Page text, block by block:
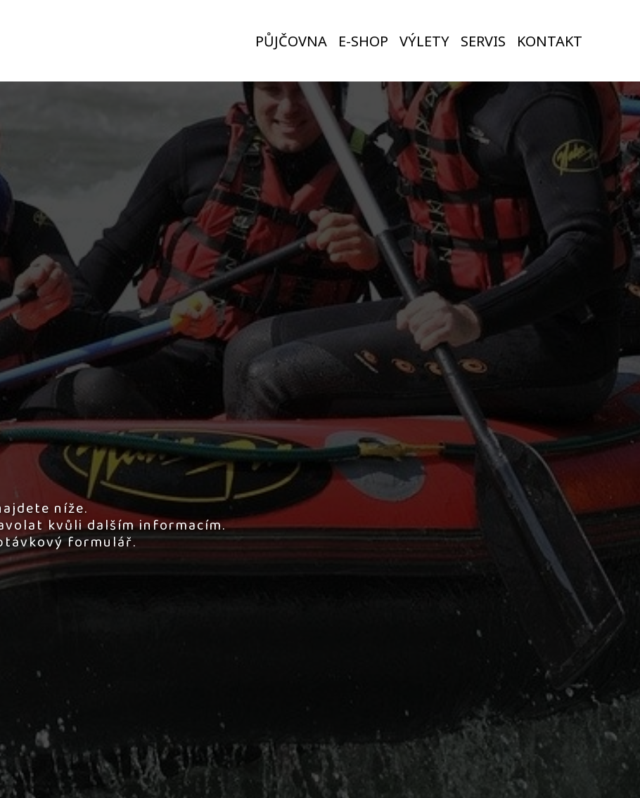
PŮJČOVNA E-SHOP VÝLETY SERVIS KONTAKT
níže.
kvůli dalším informacím.
formulář.